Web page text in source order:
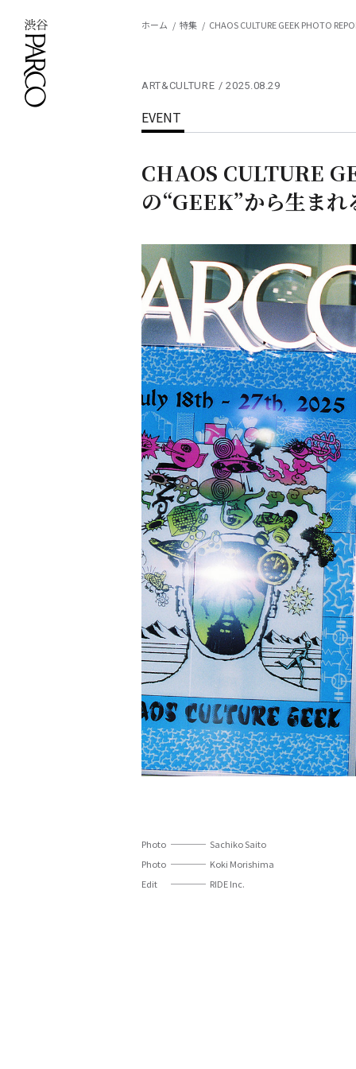
ホーム 特集 CHAOS CULTURE GEEK PHOTO
ART&CULTURE 2025.08.29
EVENT
CHAOS CULTURE
の“GEEK”から生ま
Photo
Sachiko Saito
Photo
Koki Morishima
Edit
RIDE Inc.